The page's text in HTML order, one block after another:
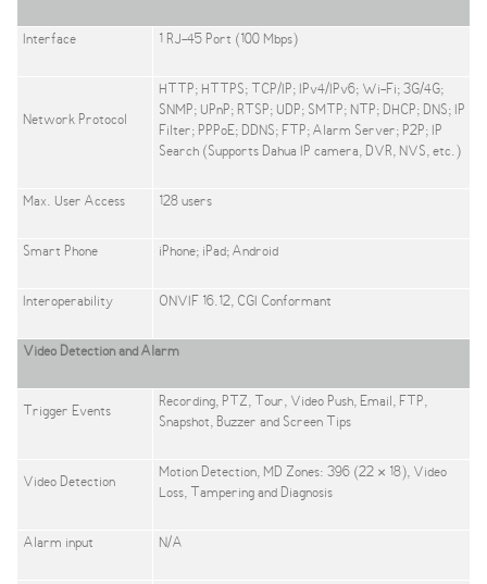
Interface 1 RJ-45 Port (100 Mbps)
Network Protocol
HTTP; HTTPS; TCP/IP; IPv4/IPv6; Wi-Fi; 3G/4G;
SNMP; UPnP; RTSP; UDP; SMTP; NTP; DHCP; DNS; IP
Filter; PPPoE; DDNS; FTP; Alarm Server; P2P; IP
Search (Supports Dahua IP camera, DVR, NVS, etc.)
Max. User Access 128 users
Smart Phone iPhone; iPad; Android
Interoperability ONVIF 16.12, CGI Conformant
Video Detection and Alarm
Trigger Events
Recording, PTZ, Tour, Video Push, Email, FTP,
Snapshot, Buzzer and Screen Tips
Video Detection
Motion Detection, MD Zones: 396 (22 × 18), Video
Loss, Tampering and Diagnosis
Alarm input N/A